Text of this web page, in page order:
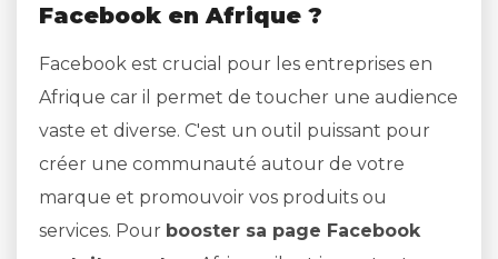
Facebook en Afrique ?
Facebook est crucial pour les entreprises en
Afrique car il permet de toucher une audience
vaste et diverse. C'est un outil puissant pour
créer une communauté autour de votre
marque et promouvoir vos produits ou
services. Pour booster sa page Facebook